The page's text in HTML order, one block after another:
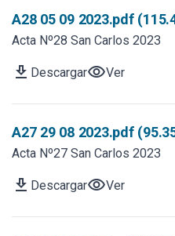
A28 05 09 2023.pdf
Acta Nº28 San Carlos 2023
download DescargarvisibilityVer
A27 29 08 2023.pdf
Acta Nº27 San Carlos 2023
download DescargarvisibilityVer